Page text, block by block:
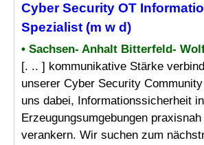
Cyber Security OT
Spezialist (m w d)
• Sachsen- Anhalt Bitterfeld-
[. .. ] kommunikative Stärke
unserer Cyber Security
uns dabei, Informationssicherheit in
Erzeugungsumgebungen
verankern. Wir suchen zum